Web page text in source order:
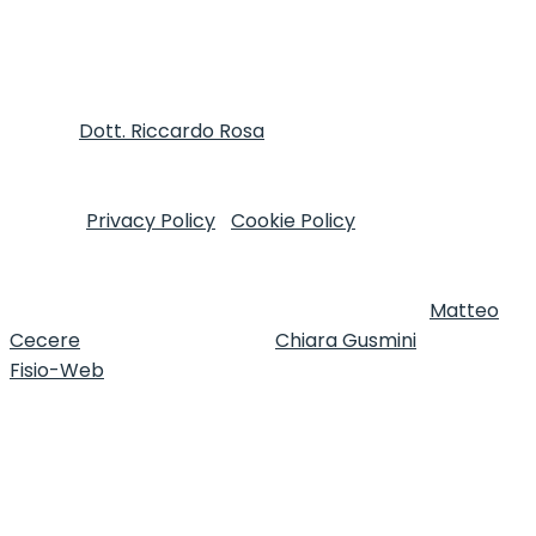
Dott. Riccardo Rosa
Privacy Policy Cookie Policy
Matteo
Cecere
Chiara Gusmini
Fisio-Web